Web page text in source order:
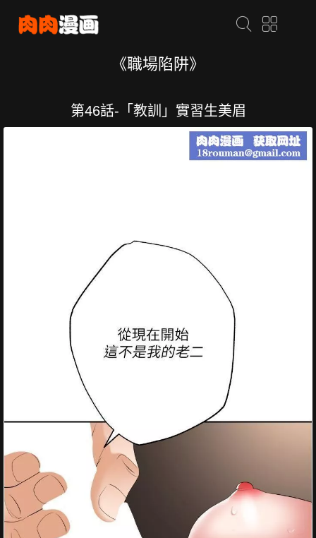
《職場陷阱》
第46話-「教訓」實習生美眉